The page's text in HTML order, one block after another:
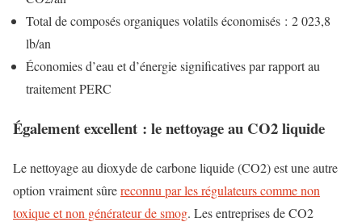
Total de composés organiques volatils économisés : 2 023,8
lb/an
Économies d’eau et d’énergie significatives par rapport au
traitement PERC
Également excellent : le nettoyage au CO2 liquide
Le nettoyage au dioxyde de carbone liquide (CO2) est une autre
option vraiment sûrereconnu par les régulateurs comme non
toxique et non générateur de smog. Les entreprises de CO2